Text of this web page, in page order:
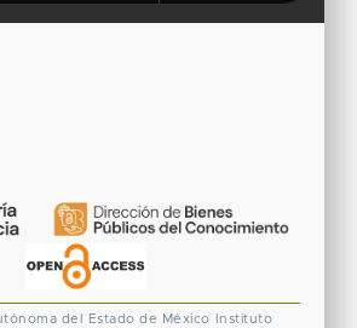
del Estado de México Instituto